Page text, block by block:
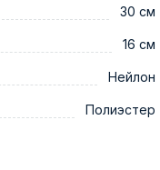
30 см
16 см
Нейлон
Полиэстер